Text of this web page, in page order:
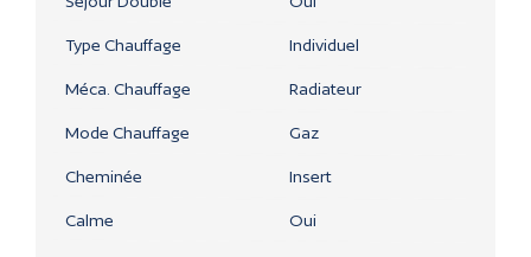
Type Chauffage Individuel
Méca. Chauffage Radiateur
Mode Chauffage Gaz
Cheminée Insert
Calme Oui